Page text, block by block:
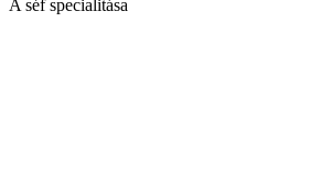
A séf specialitása